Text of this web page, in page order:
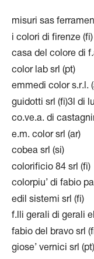
misuri sas
i colori di firenze (fi)
casa del colore di
color lab srl (pt)
emmedi color s.r.l.
guidotti srl (fi)3l di
co.ve.a. di
e.m. color srl (ar)
cobea srl (si)
colorificio 84 srl (fi)
colorpiu’ di fabio
edil sistemi srl (fi)
f.lli gerali di gerali
fabio del bravo srl
giose’ vernici srl (pt)